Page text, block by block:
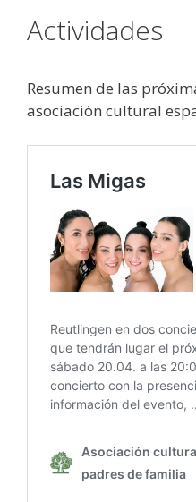
Actividades
Resumen de las
asociación cultural